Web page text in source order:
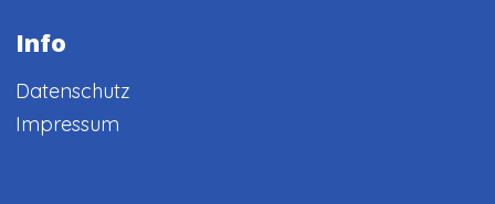
Info
Datenschutz
Impressum